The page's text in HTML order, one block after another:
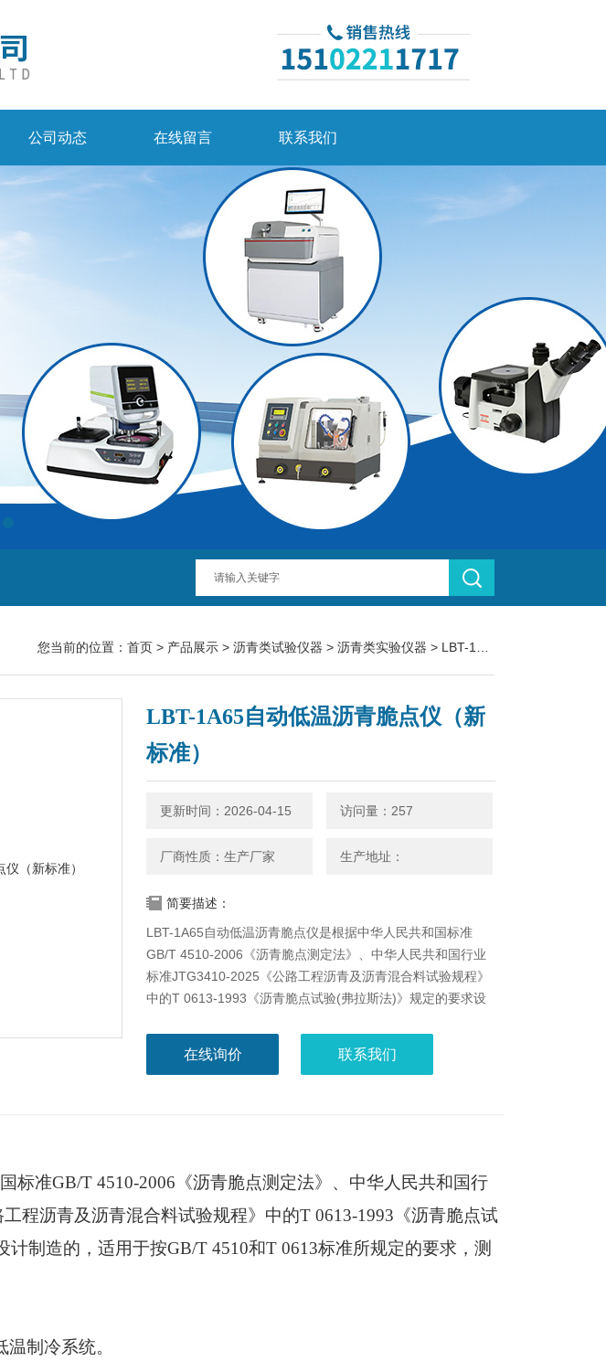
公司动态 在线留言 联系我们
您当前的位置： 首页 > 产品展示 > 沥青类试验仪器 > 沥青类实验仪器 > LBT-1A65自动低温沥青脆点仪（新标准）
LBT-1A65自动低温沥青脆点仪（新
标准）
更新时间：2026-04-15 访问量：257
厂商性质：生产厂家 生产地址：
简要描述：
LBT-1A65自动低温沥青脆点仪是根据中华人民共和国标准
GB/T 4510-2006《沥青脆点测定法》、中华人民共和国行业
标准JTG3410-2025《公路工程沥青及沥青混合料试验规程》
中的T 0613-1993《沥青脆点试验(弗拉斯法)》规定的要求设
在线询价 联系我们
标准GB/T 4510-2006《沥青脆点测定法》、中华人民共和国行
程沥青及沥青混合料试验规程》 中的T 0613-1993《沥青脆点试
计制造的，适用于按GB/T 4510和T 0613标准所规定的要求，测
制冷系统。